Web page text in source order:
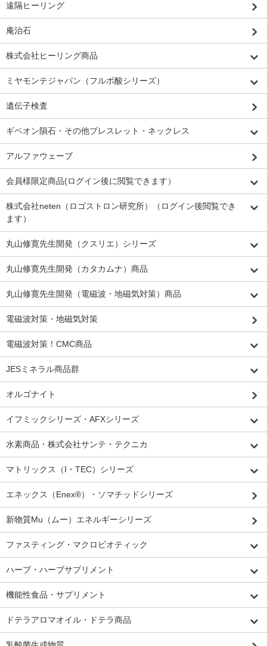
遠隔ヒーリング
庵治石
株式会社ヒーリング商品
ミヤモンテジャパン（フルボ酸シリーズ）
遺伝子検査
ギベオン隕石・その他ブレスレット・ネックレス
アルファウェーブ
会員様限定商品(ログイン後に閲覧できます）
株式会社neten（ロゴストロン研究所）（ログイン後閲覧でき
ます）
丸山修寛先生開発（クスリエ）シリーズ
丸山修寛先生開発（カタカムナ）商品
丸山修寛先生開発（電磁波・地磁気対策）商品
電磁波対策・地磁気対策
電磁波対策！CMC商品
JESミネラル商品群
オルゴナイト
イフミックシリーズ・AFXシリーズ
水素商品・株式会社サンテ・テクニカ
マトリックス（I・TEC）シリーズ
エネックス（Enex®）・ソマチッドシリーズ
新物質Mu（ムー）エネルギーシリーズ
ファスティング・マクロビオティック
ハーブ・ハーブサプリメント
機能性食品・サプリメント
ドテラアロマオイル・ドテラ商品